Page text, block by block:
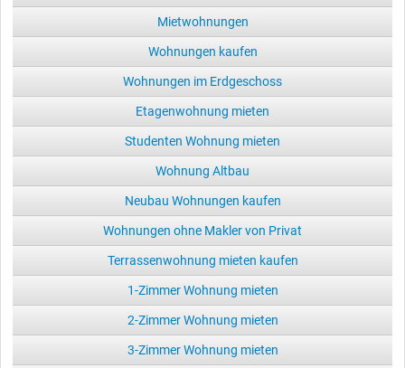
Mietwohnungen
Wohnungen kaufen
Wohnungen im Erdgeschoss
Etagenwohnung mieten
Studenten Wohnung mieten
Wohnung Altbau
Neubau Wohnungen kaufen
Wohnungen ohne Makler von Privat
Terrassenwohnung mieten kaufen
1-Zimmer Wohnung mieten
2-Zimmer Wohnung mieten
3-Zimmer Wohnung mieten